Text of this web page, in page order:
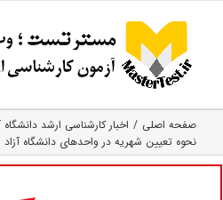
content
صفحه اصلی
اخبار کارشناسی ارشد دانشگاه
نحوه تعیین شهریه در واحدهای دانشگاه آزاد